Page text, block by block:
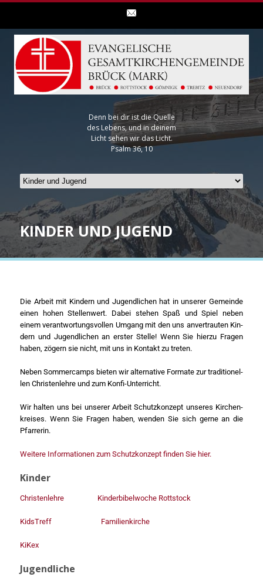
Denn bei dir ist die Quelle
des Lebens, und in deinem
Licht sehen wir das Licht.
Psalm 36, 10
KINDER UND JUGEND
Die Arbeit mit Kin­dern und Jugend­li­chen hat in unse­rer Gemein­de
einen hohen Stel­len­wert. Dabei ste­hen Spaß und Spiel neben
einem ver­ant­wor­tungs­vol­len Umgang mit den uns anver­trau­ten Kin­
dern und Jugend­li­chen an ers­ter Stel­le! Wenn Sie hier­zu Fra­gen
haben, zögern sie nicht, mit uns in Kon­takt zu tre­ten.
Neben Som­mer­camps bie­ten wir alter­na­ti­ve For­ma­te zur tra­di­tio­nel­
len Chris­ten­leh­re und zum Kon­fi-Unter­richt.
Wir hal­ten uns bei unse­rer Arbeit Schutz­kon­zept unse­res Kir­chen­
krei­ses. Wenn Sie Fra­gen haben, wen­den Sie sich ger­ne an die
Pfar­re­rin.
Wei­te­re Infor­ma­tio­nen zum Schutz­kon­zept fin­den Sie hier.
Kinder
Chris­ten­leh­re Kin­der­bi­bel­wo­che Rott­stock
Kids­Treff Fami­li­en­kir­che
KiKex
Jugendliche